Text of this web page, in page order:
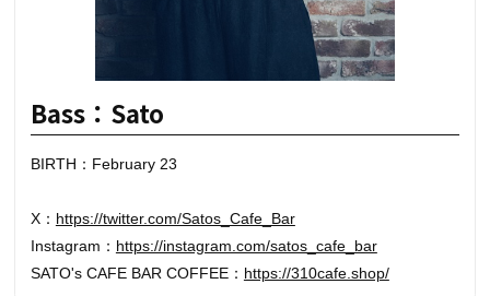
Bass：Sato
BIRTH：February 23
X： https://twitter.com/Satos_Cafe_Bar
Instagram： https://instagram.com/satos_cafe_bar
SATO's CAFE BAR COFFEE： https://310cafe.shop/